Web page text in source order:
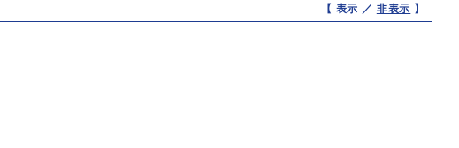
【 表示 ／ 非表示 】